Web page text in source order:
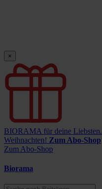
×
BIORAMA für deine Liebsten.
Weihnachten! Zum Abo-Shop
Zum Abo-Shop
Biorama